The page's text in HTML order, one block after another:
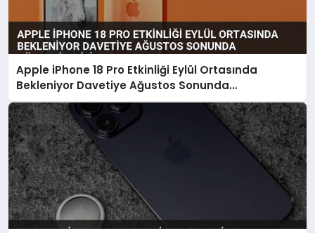
Apple iPhone 18 Pro Etkinliği Eylül Ortasında
Bekleniyor Davetiye Ağustos Sonunda
Gönderilebilir